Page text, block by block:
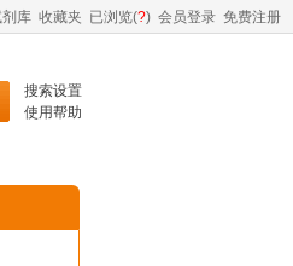
库 收藏夹 已浏览(?) 会员登录 免费注册
搜索设置
使用帮助